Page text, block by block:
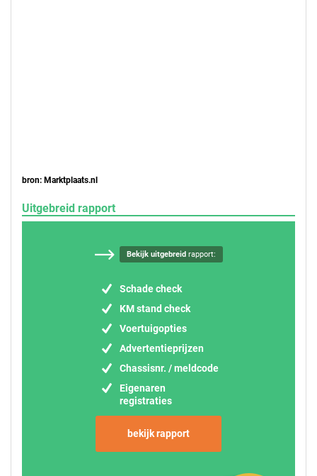
bron: Marktplaats.nl
Uitgebreid rapport
Bekijk uitgebreidrapport:
Schade check
KM stand check
Voertuigopties
Advertentieprijzen
Chassisnr. / meldcode
Eigenaren
registraties
bekijk rapport